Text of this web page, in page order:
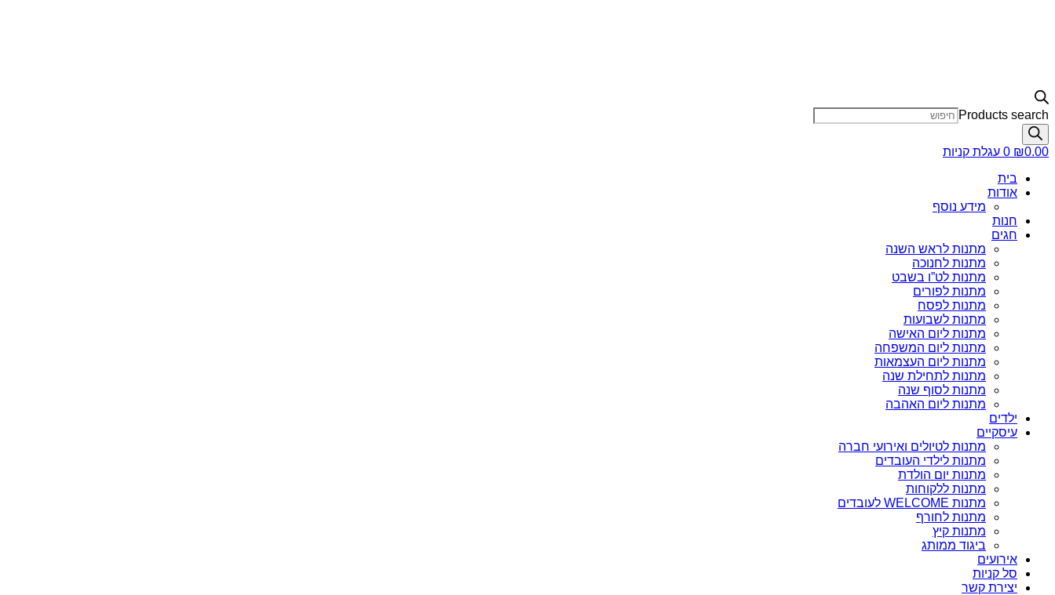
Products search
₪0.00
0 עגלת קניות
בית
אודות
מידע נוסף
חנות
חגים
מתנות לראש השנה
מתנות לחנוכה
מתנות לט”ו בשבט
מתנות לפורים
מתנות לפסח
מתנות לשבועות
מתנות ליום האישה
מתנות ליום המשפחה
מתנות ליום העצמאות
מתנות לתחילת שנה
מתנות לסוף שנה
מתנות ליום האהבה
ילדים
עיסקיים
מתנות לטיולים ואירועי חברה
מתנות לילדי העובדים
מתנות יום הולדת
מתנות ללקוחות
מתנות WELCOME לעובדים
מתנות לחורף
מתנות קיץ
ביגוד ממותג
אירועים
סל קניות
יצירת קשר